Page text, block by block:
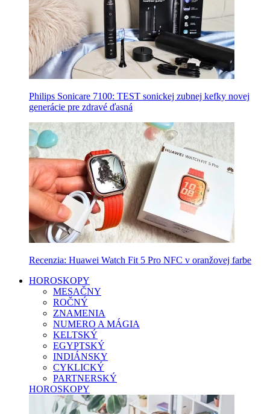
Philips Sonicare 7100: TEST sonickej zubnej kefky novej
generácie pre zdravé ďasná
Recenzia: Huawei Watch Fit 5 Pro NFC v oranžovej farbe
HOROSKOPY
MESAČNY
ROČNÝ
ZNAMENIA
NUMERO A MÁGIA
KELTSKÝ
EGYPTSKÝ
INDIÁNSKY
CYKLICKÝ
PARTNERSKÝ
HOROSKOPY